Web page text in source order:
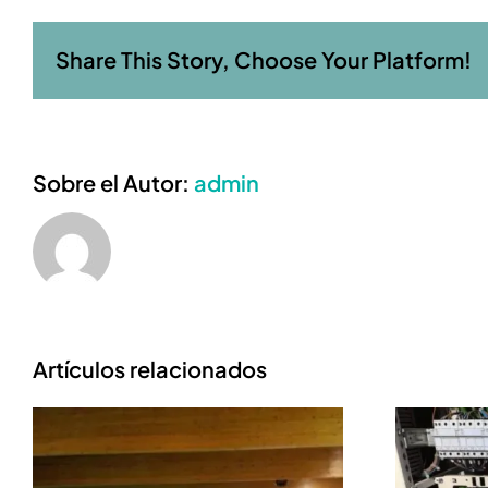
Share This Story, Choose Your Platform!
Sobre el Autor: admin
Artículos relacionados